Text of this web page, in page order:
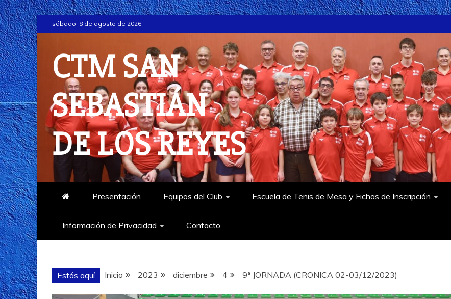
Saltar
al
contenido
sábado, 8 de agosto de 2026
CTM SAN
SEBASTIÁN
DE LOS REYES
Presentación Equipos del Club Escuela de Tenis de Mesa y Fichas de Inscripción
Información de Privacidad Contacto
Estás aquí Inicio 2023 diciembre 4 9ª JORNADA (CRONICA 02-03/12/2023)